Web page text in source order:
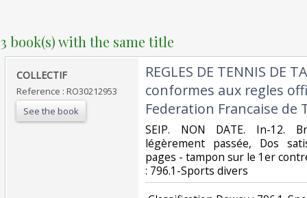
3 book(s) with the same title
‎COLLECTIF‎
Reference : RO30212953
See the book
‎REGLES DE TENNIS DE
conformes aux regles
Federation Francaise de
‎SEIP. NON DATE. In-12.
légèrement passée, Dos
pages - tampon sur le 1er
: 796.1-Sports divers‎